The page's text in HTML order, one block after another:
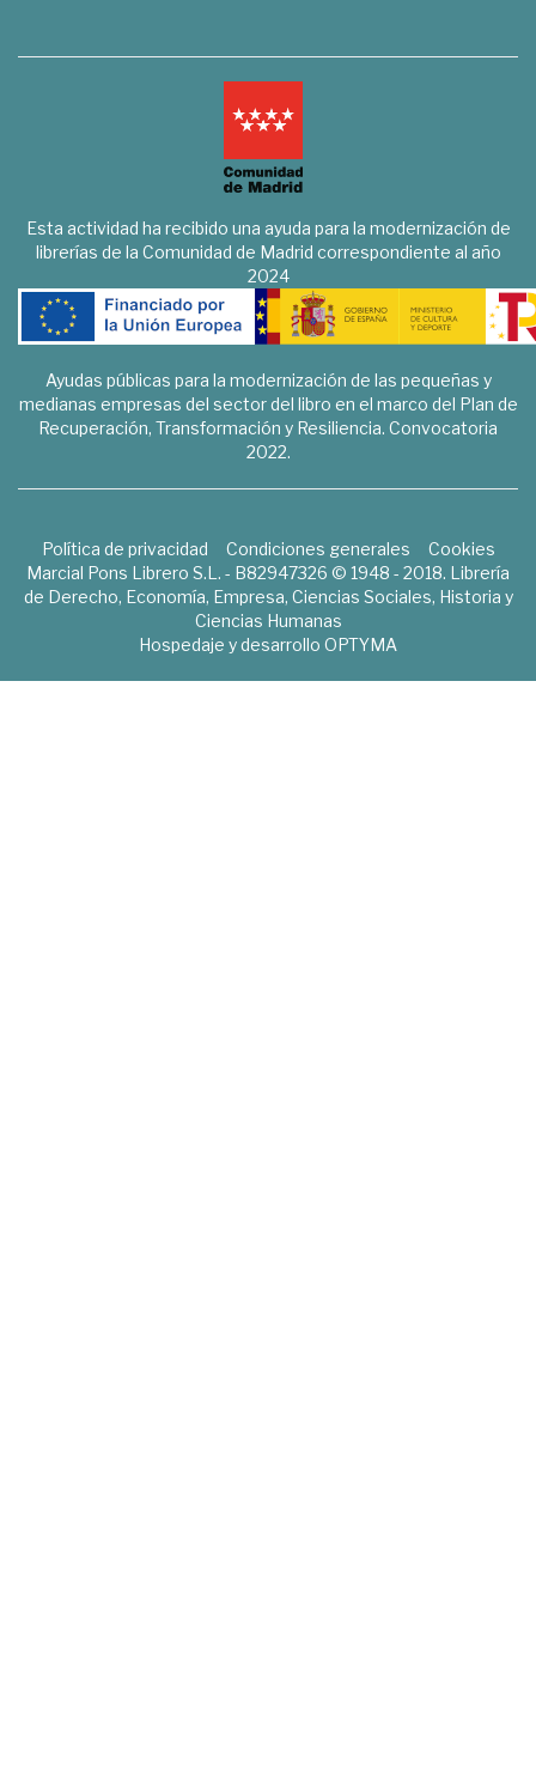
Esta actividad ha recibido una ayuda para la modernización de
librerías de la Comunidad de Madrid correspondiente al año
2024
Ayudas públicas para la modernización de las pequeñas y
medianas empresas del sector del libro en el marco del Plan de
Recuperación, Transformación y Resiliencia. Convocatoria
2022.
Política de privacidad Condiciones generales
Cookies
Marcial Pons Librero S.L. - B82947326 © 1948 - 2018. Librería
de Derecho, Economía, Empresa, Ciencias Sociales, Historia y
Ciencias Humanas
Hospedaje y desarrollo OPTYMA